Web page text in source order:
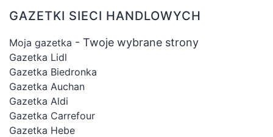
GAZETKI SIECI HANDLOWYCH
Moja gazetka - Twoje wybrane strony
Gazetka Lidl
Gazetka Biedronka
Gazetka Auchan
Gazetka Aldi
Gazetka Carrefour
Gazetka Hebe